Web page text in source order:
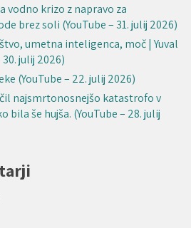
vodno krizo z napravo za
brez soli (YouTube – 31. julij 2026)
umetna inteligenca, moč | Yuval
julij 2026)
(YouTube – 22. julij 2026)
najsmrtonosnejšo katastrofo v
bila še hujša. (YouTube – 28. julij